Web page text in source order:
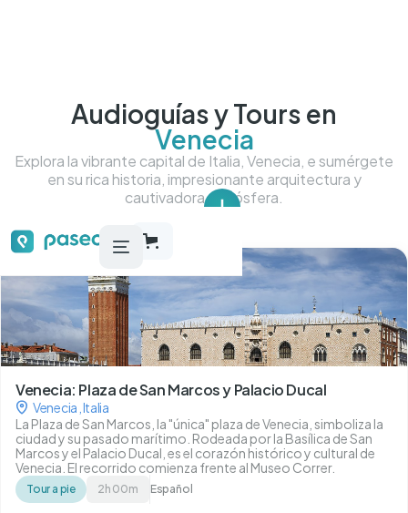
Audioguías y Tours en
Venecia
Explora la vibrante capital de Italia, Venecia, e sumérgete
en su rica historia, impresionante arquitectura y
cautivadora atmósfera.
Tour más más destacados
Venecia: Plaza de San Marcos y Palacio Ducal
Venecia Italia
La Plaza de San Marcos, la "única" plaza de Venecia, simboliza la
ciudad y su pasado marítimo. Rodeada por la Basílica de San
Marcos y el Palacio Ducal, es el corazón histórico y cultural de
Venecia. El recorrido comienza frente al Museo Correr.
Tour a pie 2h 00m Español